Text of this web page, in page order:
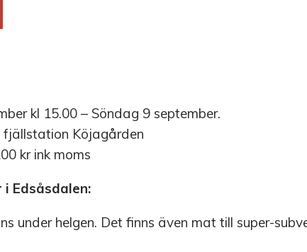
kl 15.00 – Söndag 9 september.
fjällstation Köjagården
kr ink moms
i Edsåsdalen:
under helgen. Det finns även mat till super-